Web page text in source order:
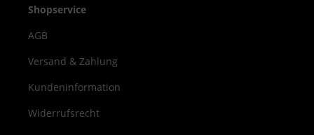
Anwendungsbereiche Vorteile Hohe
behüllte Viren VAH-gelistet und EN-geprüft
Sanft zur Haut durch pflegende
ideal für den täglichen Gebrauch Dr.
Schumacher Descoderm Haut- und
Shopservice
AGB
Versand & Zahlung
Kundeninformation
Widerrufsrecht